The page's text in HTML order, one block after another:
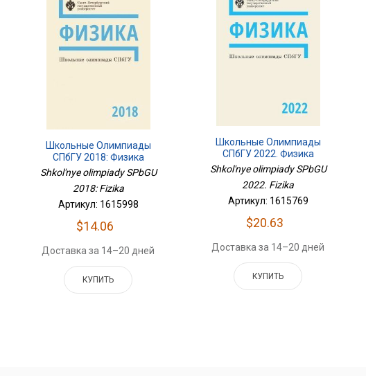
Школьные Олимпиады
СПбГУ 2018: Физика
Shkol'nye olimpiady SPbGU
2018: Fizika
Артикул: 1615998
$14.06
Доставка за 14–20 дней
КУПИТЬ
Школьные Олимпиады
СПбГУ 2022. Физика
Shkol'nye olimpiady SPbGU
2022. Fizika
Артикул: 1615769
$20.63
Доставка за 14–20 дней
КУПИТЬ